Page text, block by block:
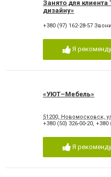
Занято для
дизайну»
+380 (97) 162-28-57
Я
«УЮТ–Мебель»
51200, Новомосковск,
+380 (50) 326-00-20, +380
Я